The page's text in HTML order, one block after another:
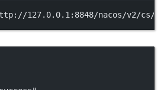
127.0.0.1:8848/nacos/v2/cs/